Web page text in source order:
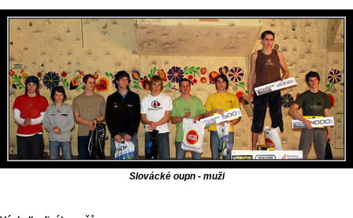
Slovácké oupn - muži